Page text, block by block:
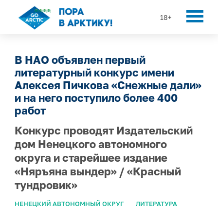
18+
В НАО объявлен первый
литературный конкурс имени
Алексея Пичкова «Снежные дали»
и на него поступило более 400
работ
Конкурс проводят Издательский
дом Ненецкого автономного
округа и старейшее издание
«Няръяна вындер» / «Красный
тундровик»
НЕНЕЦКИЙ АВТОНОМНЫЙ ОКРУГ
ЛИТЕРАТУРА